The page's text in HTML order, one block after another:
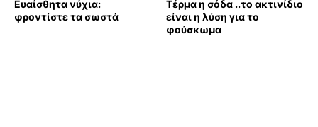
Ευαίσθητα νύχια:
φροντίστε τα σωστά
Τέρμα η σόδα ..το ακτινίδιο
είναι η λύση για το
φούσκωμα